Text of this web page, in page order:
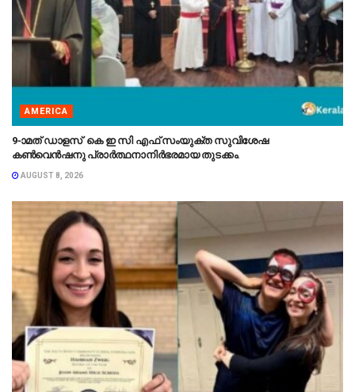
AMERICA
9-ാമത് ഡാളസ് കെ ഇ സി എഫ് സംയുക്ത സുവിശേഷ
കൺവെൻഷനു പ്രാർത്ഥനാനിർഭരമായ തുടക്കം.
AUGUST 8, 2026